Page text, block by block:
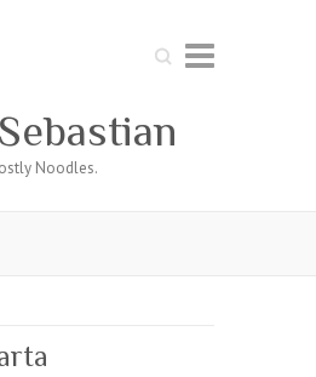
Search
Noodles.